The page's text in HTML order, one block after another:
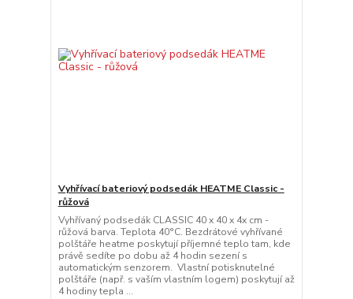
Vyhřívací bateriový podsedák HEATME Classic -
růžová
Vyhřívaný podsedák CLASSIC 40 x 40 x 4x cm -
růžová barva. Teplota 40°C. Bezdrátové vyhřívané
polštáře heatme poskytují příjemné teplo tam, kde
právě sedíte po dobu až 4 hodin sezení s
automatickým senzorem. Vlastní potisknutelné
polštáře (např. s vaším vlastním logem) poskytují až
4 hodiny tepla ...